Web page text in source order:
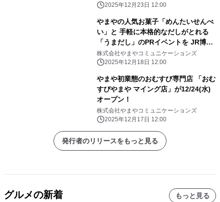
2025年12月23日 12:00
やまやの人気お菓子「めんたいせんべ
い」と 手軽に本格的なだしがとれる
「うまだし」のPRイベントを JR博多
駅にて12月27日(土)、12月28日(日)に
期間限定開催！
株式会社やまやコミュニケーションズ
2025年12月18日 12:00
やまや初業態のおむすび専門店 「おむ
すびやまや マイング店」が12/24(水)
オープン！
株式会社やまやコミュニケーションズ
2025年12月17日 12:00
発行者のリリースをもっと見る
グルメの新着 もっと見る